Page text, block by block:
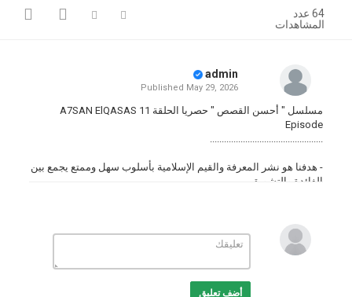
64 عدد
المشاهدات
admin
Published May 29, 2026
مسلسل " أحسن القصص " حصريا الحلقة 11 A7SAN ElQASAS
Episode
................................................
- هدفنا هو نشر المعرفة والقيم الإسلامية بأسلوب سهل وممتع يجمع بين
الفائدة والتشويق .
لا تنسوا الاشتراك وتفعيل زر الجرس ليصلكم كل جديد ????????
http://bit.ly/OneWayProdChannel
................................................
أضف تعليق